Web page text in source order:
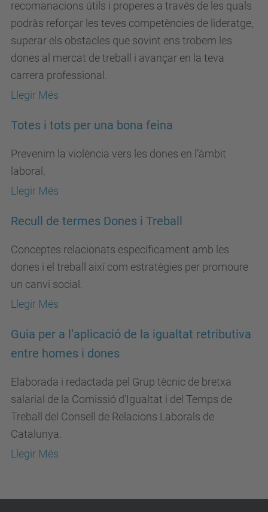
recomanacions útils i properes a través de les quals
podràs reforçar les teves competències de lideratge,
superar els obstacles que sovint ens trobem les
dones al mercat de treball i avançar en la teva
carrera professional.
Llegir Més
Totes i tots per una bona feina
Prevenim la violència vers les dones en l’àmbit
laboral.
Llegir Més
Recull de termes Dones i Treball
Conceptes relacionats específicament amb les
dones i el treball així com estratègies per promoure
un canvi social.
Llegir Més
Guia per a l’aplicació de la igualtat retributiva
entre homes i dones
Elaborada i redactada pel Grup tècnic de bretxa
salarial de la Comissió d’Igualtat i del Temps de
Treball del Consell de Relacions Laborals de
Catalunya.
Llegir Més